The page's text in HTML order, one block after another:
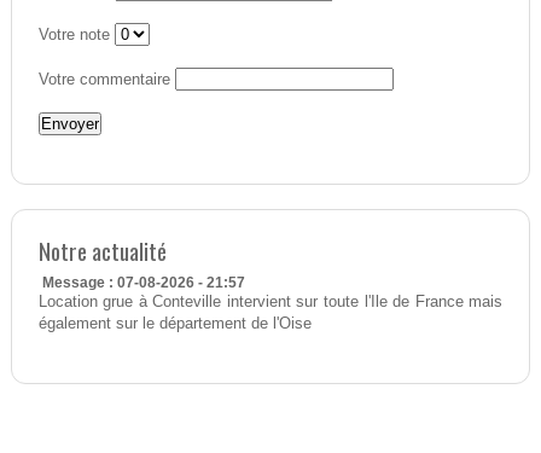
Votre note
Votre commentaire
Notre actualité
Message : 07-08-2026 - 21:57
Location grue à Conteville intervient sur toute l'Ile de France mais
également sur le département de l'Oise